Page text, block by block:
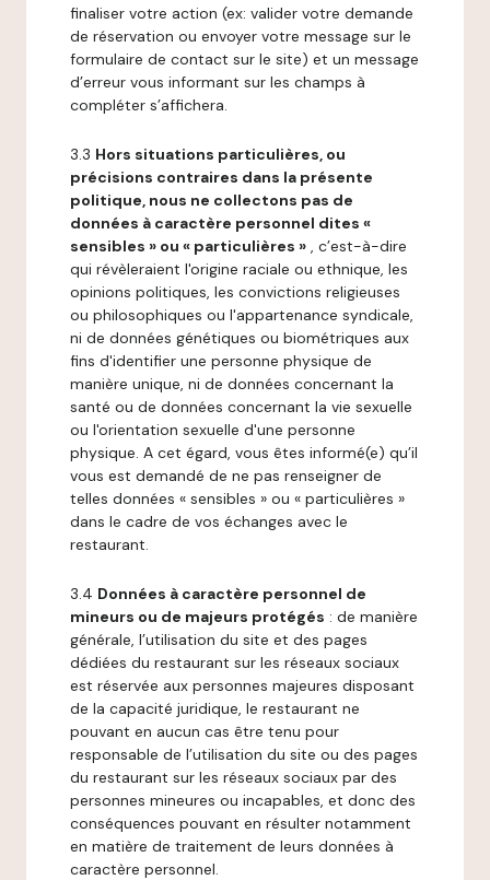
finaliser votre action (ex: valider votre demande
de réservation ou envoyer votre message sur le
formulaire de contact sur le site) et un message
d’erreur vous informant sur les champs à
compléter s’affichera.
3.3 Hors situations particulières, ou
précisions contraires dans la présente
politique, nous ne collectons pas de
données à caractère personnel dites «
sensibles » ou « particulières » , c’est-à-dire
qui révèleraient l'origine raciale ou ethnique, les
opinions politiques, les convictions religieuses
ou philosophiques ou l'appartenance syndicale,
ni de données génétiques ou biométriques aux
fins d'identifier une personne physique de
manière unique, ni de données concernant la
santé ou de données concernant la vie sexuelle
ou l'orientation sexuelle d'une personne
physique. A cet égard, vous êtes informé(e) qu’il
vous est demandé de ne pas renseigner de
telles données « sensibles » ou « particulières »
dans le cadre de vos échanges avec le
restaurant.
3.4 Données à caractère personnel de
mineurs ou de majeurs protégés : de manière
générale, l’utilisation du site et des pages
dédiées du restaurant sur les réseaux sociaux
est réservée aux personnes majeures disposant
de la capacité juridique, le restaurant ne
pouvant en aucun cas être tenu pour
responsable de l’utilisation du site ou des pages
du restaurant sur les réseaux sociaux par des
personnes mineures ou incapables, et donc des
conséquences pouvant en résulter notamment
en matière de traitement de leurs données à
caractère personnel.